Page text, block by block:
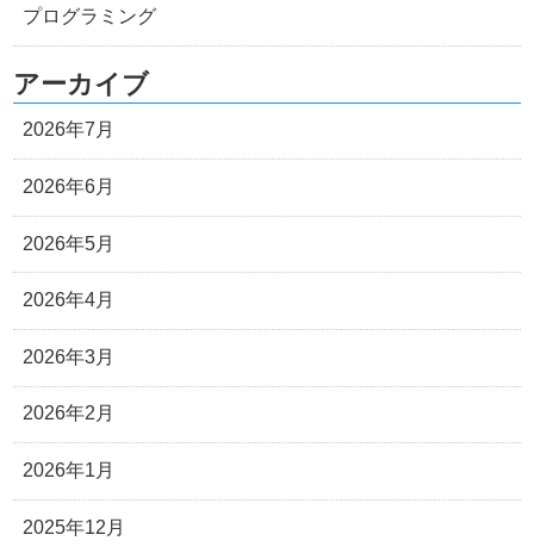
プログラミング
アーカイブ
2026年7月
2026年6月
2026年5月
2026年4月
2026年3月
2026年2月
2026年1月
2025年12月